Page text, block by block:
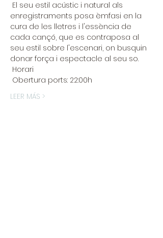
enregistraments posa èmfasi en la
cura de les lletres i l'essència de
cada cançó, que es contraposa al
seu estil sobre l'escenari, on busquin
donar força i espectacle al seu so.
Horari
Obertura ports: 22:00h
LEER MÁS >